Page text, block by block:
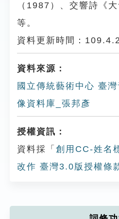
（1987）、交響詩《
等。
資料更新時間：
資料來源：
國立傳統藝術中心 臺
像資料庫_張邦彥
授權資訊：
資料採「 創用CC-姓名
改作 臺灣3.0版授權條